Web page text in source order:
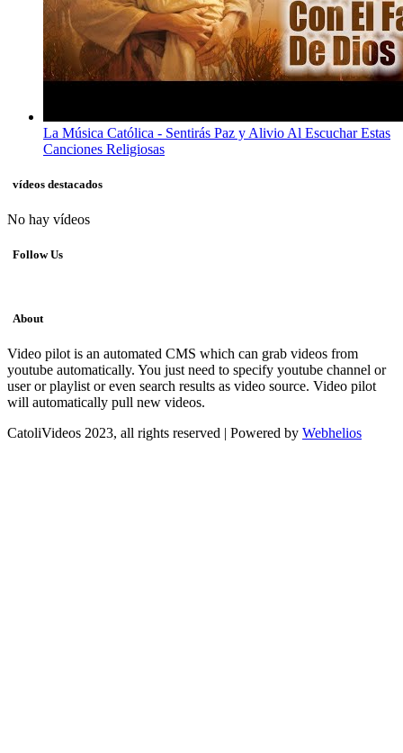
La Música Católica - Sentirás Paz y Alivio Al Escuchar Estas
Canciones Religiosas
vídeos destacados
No hay vídeos
Follow Us
About
Video pilot is an automated CMS which can grab videos from
youtube automatically. You just need to specify youtube channel or
user or playlist or even search results as video source. Video pilot
will automatically pull new videos.
CatoliVideos 2023, all rights reserved | Powered by Webhelios